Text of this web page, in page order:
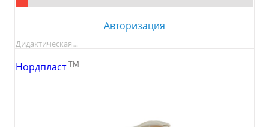
Авторизация
Дидактическая…
НордпластTM